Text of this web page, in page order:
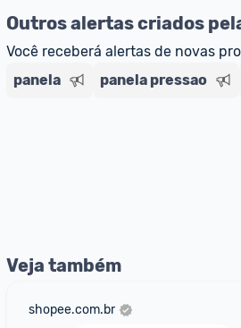
Outros alertas criados
Você receberá alertas de novas
panela
panela pressao
Veja também
shopee.com.br